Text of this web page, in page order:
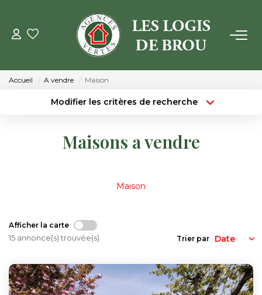
Qui Sommes Nous
Nos Actualités
Accueil A vendre Maison
Modifier les critères de recherche
Sélectionnez...
Type de bien
Surface min
Maisons a vendre
Maison
Afficher la carte
15 annonce(s) trouvée(s) Trier par